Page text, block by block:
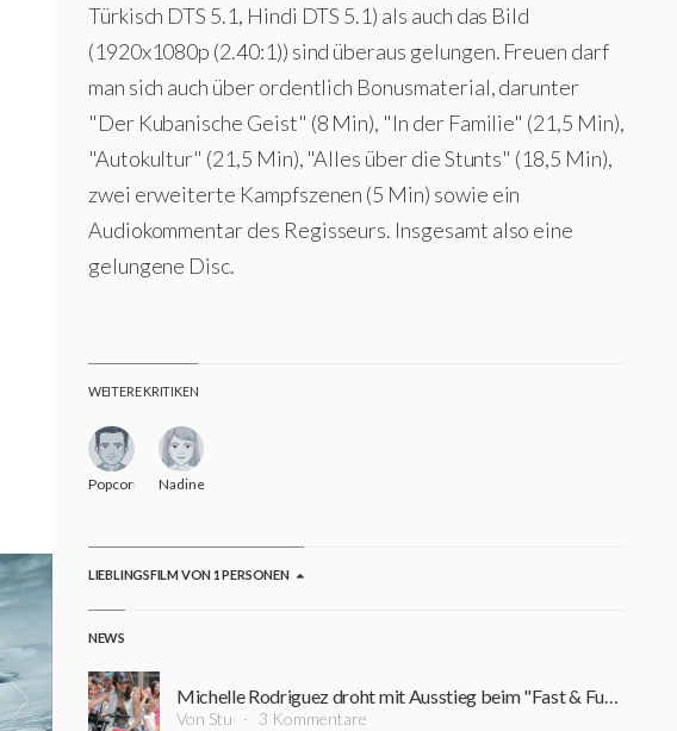
Türkisch DTS 5.1, Hindi DTS 5.1) als auch das Bild
(1920x1080p (2.40:1)) sind überaus gelungen. Freuen darf
man sich auch über ordentlich Bonusmaterial, darunter
"Der Kubanische Geist" (8 Min), "In der Familie" (21,5 Min),
"Autokultur" (21,5 Min), "Alles über die Stunts" (18,5 Min),
zwei erweiterte Kampfszenen (5 Min) sowie ein
Audiokommentar des Regisseurs. Insgesamt also eine
gelungene Disc.
WEITERE KRITIKEN
PopcornfilmeNadine36
LIEBLINGSFILM VON 1 PERSONEN
NEWS
Michelle Rodriguez droht mit Ausstieg beim "Fast & Furious"-Franchise
Von Stu 3 Kommentare